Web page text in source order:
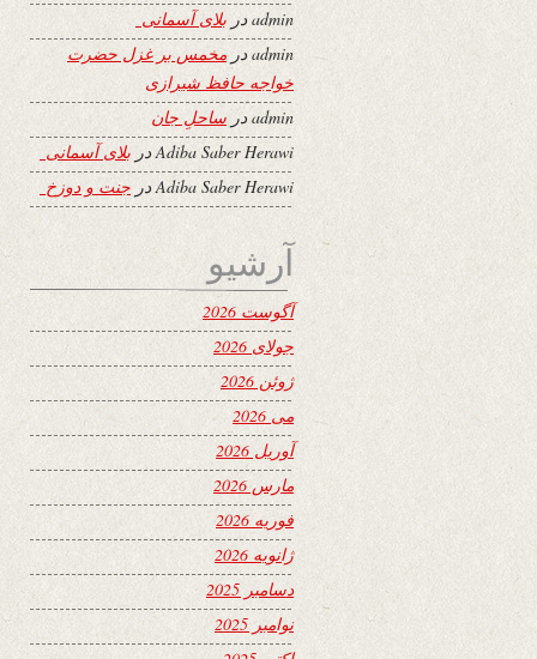
adminدر بلای آسمانی
adminدر مخمس بر غزل حضرت
خواجه حافظ شیرازی
adminدر ساحلِ جان
Adiba Saber Herawiدر بلای آسمانی
Adiba Saber Herawiدر جنت و دوزخ
آرشیو
آگوست 2026
جولای 2026
ژوئن 2026
می 2026
آوریل 2026
مارس 2026
فوریه 2026
ژانویه 2026
دسامبر 2025
نوامبر 2025